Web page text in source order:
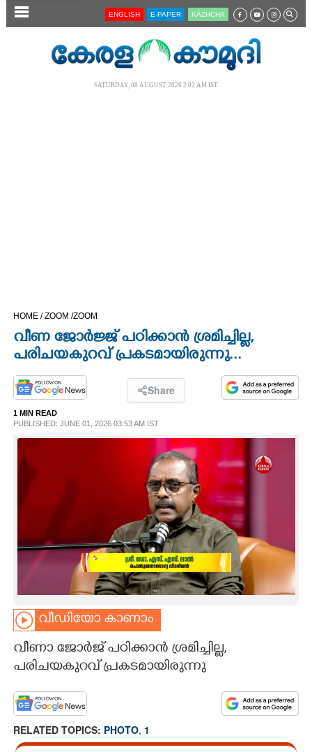
SECTIONS
ASTRO
CARTOONS
ZOOM
ENGLISH E-PAPER KĀZHCHA
SATURDAY, 08 AUGUST 2026 2.02 AM IST
HOME /ZOOM /ZOOM
വീണ ജോർജ്ജ് പഠിക്കാൻ ശ്രമിച്ചില്ല,
പരിചയകുറവ് പ്രകടമായിരുന്നു...
Share
1 MIN READ
PUBLISHED: JUNE 01, 2026 03:53 AM IST
വീഡിയോ കാണാം
വീണാ ജോർജ് പഠിക്കാൻ ശ്രമിച്ചില്ല,
പരിചയകുറവ് പ്രകടമായിരുന്നു
RELATED TOPICS: PHOTO, 1